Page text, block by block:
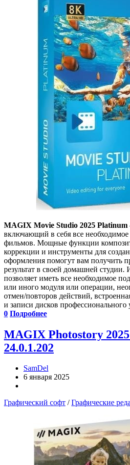
MAGIX Movie Studio 2025 Platinum
включающий в себя все необходимое
фильмов. Мощные функции
коррекции и инструменты для
оформления помогут вам получить
результат в своей домашней
позволяет иметь все необходимое
или иного модуля или операции,
отмен/повторов действий,
и записи дисков профессионального
0 Подробнее
MAGIX Photostory
24.0.1.202
SamDel
6 января 2025
Графический софт /Графические